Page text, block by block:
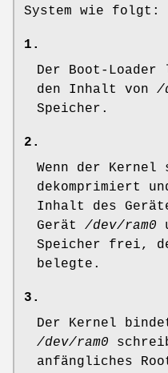
System wie folgt:
1.
Der Boot-
den Inhalt von /
Speicher.
2.
Wenn der
dekomprimiert
Inhalt des
Gerät /dev/ram0
Speicher frei,
belegte.
3.
Der Kernel
/dev/ram0
anfängliches